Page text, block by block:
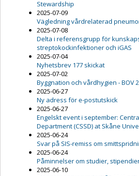
Stewardship
2025-07-09
Vägledning vårdrelaterad
2025-07-08
Delta i referensgrupp för
streptokockinfektioner och iGAS
2025-07-04
Nyhetsbrev 177 skickat
2025-07-02
Byggnation och vårdhygien - BOV
2025-06-27
Ny adress för e-postutskick
2025-06-27
Engelskt event i september:
Department (CSSD) at Skåne
2025-06-24
Svar på SIS-remiss om
2025-06-24
Påminnelser om studier,
2025-06-10